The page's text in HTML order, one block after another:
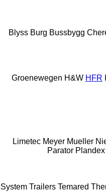
Blyss Burg Bussbygg
Groenewegen H&W HFR
Limetec Meyer Mueller
Parator Plandex
System Trailers Temared